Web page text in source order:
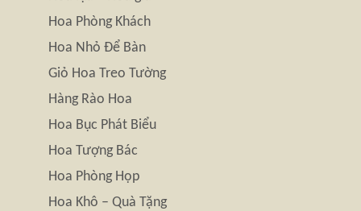
Hoa Phòng Khách
Hoa Nhỏ Để Bàn
Giỏ Hoa Treo Tường
Hàng Rào Hoa
Hoa Bục Phát Biểu
Hoa Tượng Bác
Hoa Phòng Họp
Hoa Khô – Quà Tặng